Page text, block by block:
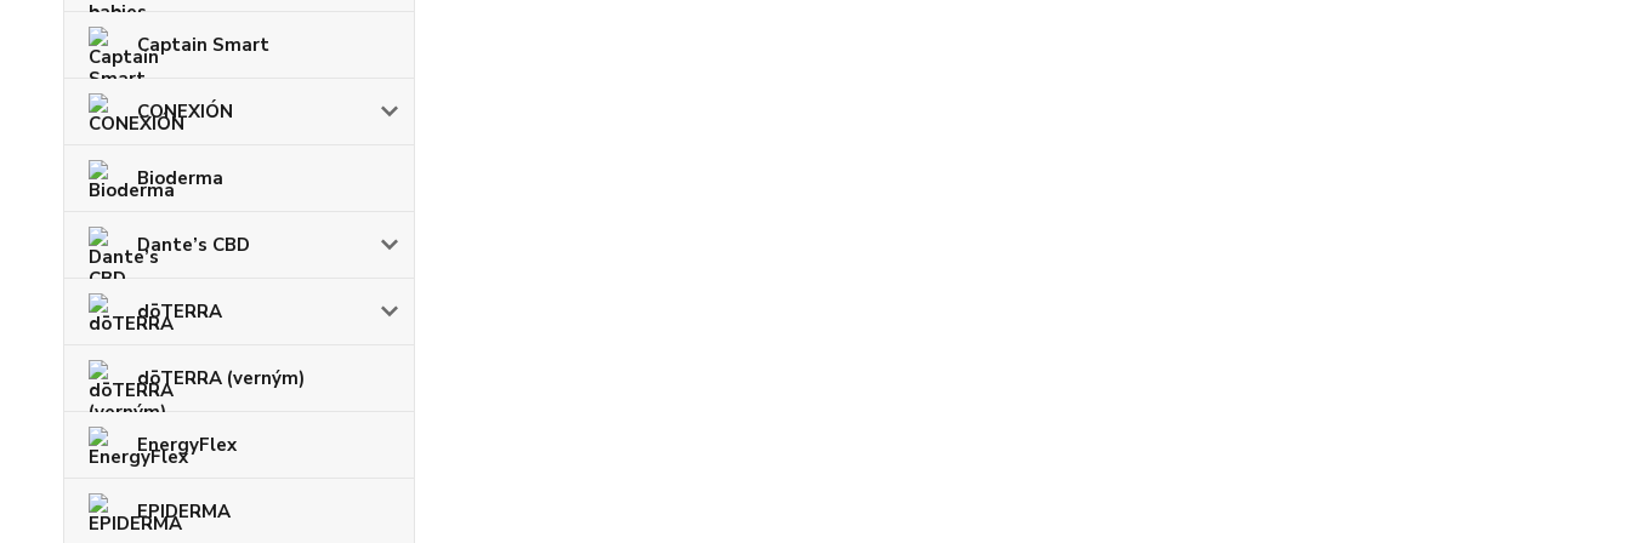
Captain Smart
CONEXIÓN
Bioderma
Dante’s CBD
dōTERRA
dōTERRA (verným)
EnergyFlex
EPIDERMA